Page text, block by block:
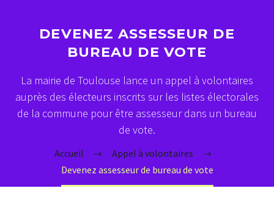
DEVENEZ ASSESSEUR DE
BUREAU DE VOTE
La mairie de Toulouse lance un appel à volontaires
auprès des électeurs inscrits sur les listes électorales
de la commune pour être assesseur dans un bureau
de vote.
Accueil
Appel à volontaires
Devenez assesseur de bureau de vote